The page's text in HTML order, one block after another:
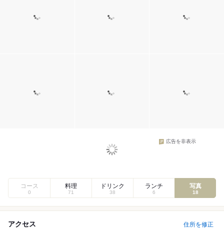
広告を非表示
コース
0
料理
71
ドリンク
38
ランチ
6
写真
18
アクセス 住所を修正